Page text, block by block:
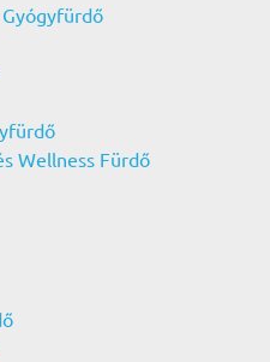
Wellness Fürdő